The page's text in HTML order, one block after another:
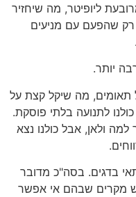
ליופיטר, מה שיחזיר
שהפעם עם מניעים
יותר.
מה שיקל קצת על
לתנועה בלתי פוסקת.
למה ולאן, אבל כולנו נצא
בדגים. בסה"כ מדובר
מקרים שבהם אי אפשר